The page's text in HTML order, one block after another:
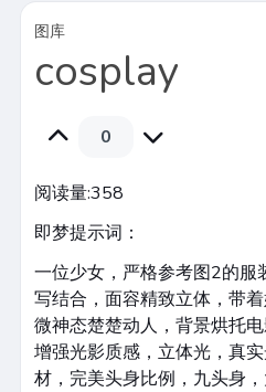
图库
cosplay
0
阅读量:358
即梦提示词：
一位少女，严格参考图2的
写结合，面容精致立体，带
微神态楚楚动人，背景烘托
增强光影质感，立体光，真
材，完美头身比例，九头身